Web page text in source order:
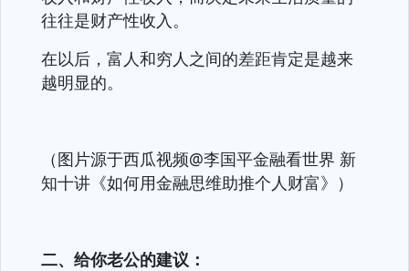
往往是财产性收入。
在以后，富人和穷人之间的差距肯定是越来
越明显的。
（图片源于西瓜视频@李国平金融看世界 新
知十讲《如何用金融思维助推个人财富》）
二、给你老公的建议：